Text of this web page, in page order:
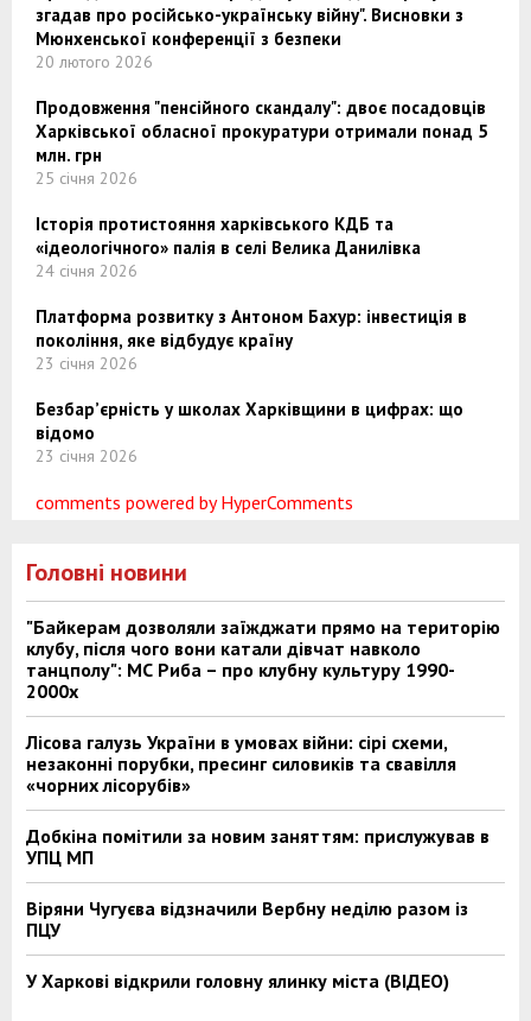
згадав про російсько-українську війну". Висновки з
Мюнхенської конференції з безпеки
20 лютого 2026
Продовження "пенсійного скандалу": двоє посадовців
Харківської обласної прокуратури отримали понад 5
млн. грн
25 січня 2026
Історія протистояння харківського КДБ та
«ідеологічного» палія в селі Велика Данилівка
24 січня 2026
Платформа розвитку з Антоном Бахур: інвестиція в
покоління, яке відбудує країну
23 січня 2026
Безбар’єрність у школах Харківщини в цифрах: що
відомо
23 січня 2026
comments powered by HyperComments
Головні новини
"Байкерам дозволяли заїжджати прямо на територію
клубу, після чого вони катали дівчат навколо
танцполу": МС Риба – про клубну культуру 1990-
2000х
Лісова галузь України в умовах війни: сірі схеми,
незаконні порубки, пресинг силовиків та свавілля
«чорних лісорубів»
Добкіна помітили за новим заняттям: прислужував в
УПЦ МП
Віряни Чугуєва відзначили Вербну неділю разом із
ПЦУ
У Харкові відкрили головну ялинку міста (ВІДЕО)